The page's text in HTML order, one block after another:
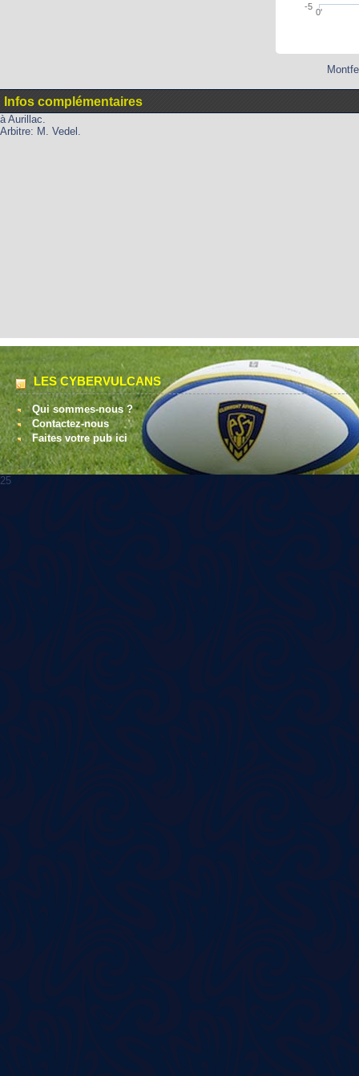
0'
-5
Infos complémentaires
à Aurillac.
Arbitre: M. Vedel.
LES CYBERVULCANS
Qui sommes-nous ?
Contactez-nous
Faites votre pub ici
25